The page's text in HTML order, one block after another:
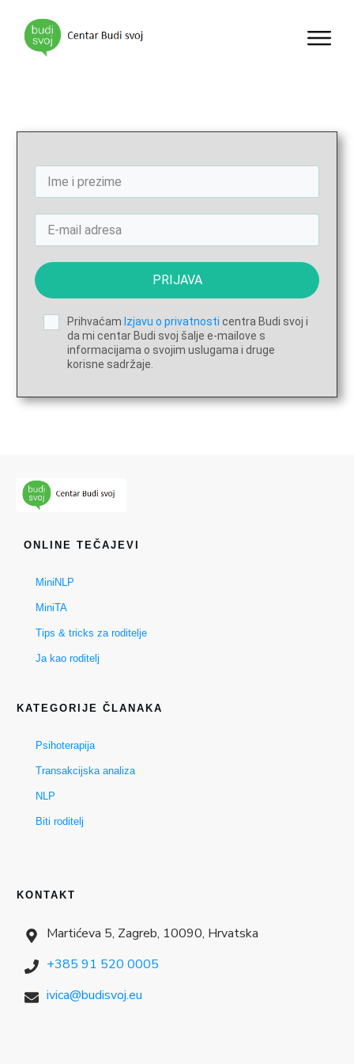
PRIJAVA
Prihvaćam Izjavu o privatnosti centra Budi svoj i
da mi centar Budi svoj šalje e-mailove s
informacijama o svojim uslugama i druge
korisne sadržaje.
ONLINE TEČAJEVI
MiniNLP
MiniTA
Tips & tricks za roditelje
Ja kao roditelj
KATEGORIJE ČLANAKA
Psihoterapija
Transakcijska analiza
NLP
Biti roditelj
KONTAKT
Martićeva 5, Zagreb, 10090, Hrvatska
+385 91 520 0005
ivica@budisvoj.eu